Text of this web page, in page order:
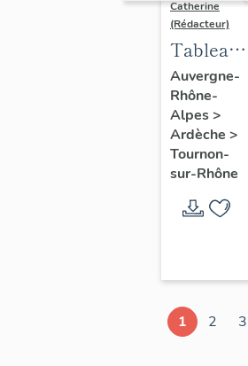
actuellement
lycée
Gabriel-
Faure
Catherine
(Rédacteur)
Tableau :
Clapotis
Auvergne-
Rhône-
Alpes>
Ardèche >
Tournon-
sur-Rhône
1 2 3